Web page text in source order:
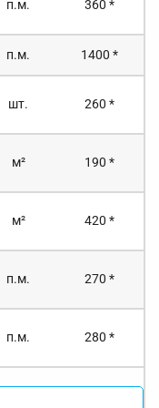
п.м. 360 *
п.м. 1400 *
шт. 260 *
м² 190 *
м² 420 *
п.м. 270 *
п.м. 280 *